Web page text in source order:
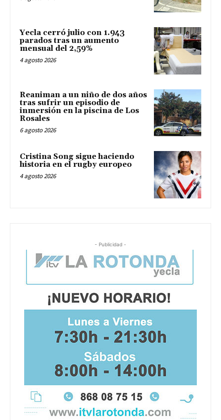
Yecla cerró julio con 1.943
parados tras un aumento
mensual del 2,59%
4 agosto 2026
Reaniman a un niño de dos años
tras sufrir un episodio de
inmersión en la piscina de Los
Rosales
6 agosto 2026
Cristina Song sigue haciendo
historia en el rugby europeo
4 agosto 2026
- Publicidad -